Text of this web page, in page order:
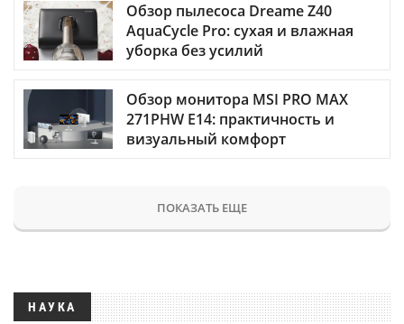
Обзор пылесоса Dreame Z40
AquaCycle Pro: сухая и влажная
уборка без усилий
Обзор монитора MSI PRO MAX
271PHW E14: практичность и
визуальный комфорт
ПОКАЗАТЬ ЕЩЕ
НАУКА